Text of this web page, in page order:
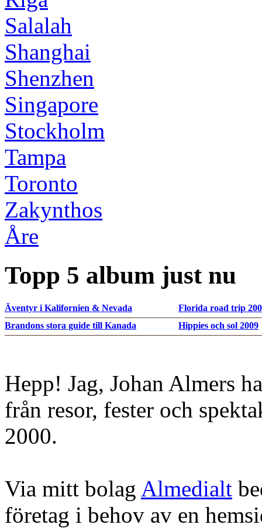
Salalah
Shanghai
Shenzhen
Singapore
Stockholm
Tampa
Toronto
Zakynthos
Åre
Topp 5 album just nu
Äventyr i Kalifornien & Nevada
Florida road trip
Brandons stora guide till Kanada
Hippies och sol 2009
Hepp! Jag, Johan Almers
från resor, fester och
2000.
Via mitt bolag Almedialt
företag i behov av en